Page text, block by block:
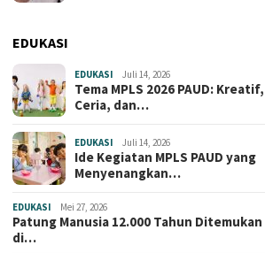
EDUKASI
EDUKASI Juli 14, 2026
Tema MPLS 2026 PAUD: Kreatif,
Ceria, dan…
EDUKASI Juli 14, 2026
Ide Kegiatan MPLS PAUD yang
Menyenangkan…
EDUKASI Mei 27, 2026
Patung Manusia 12.000 Tahun Ditemukan
di…